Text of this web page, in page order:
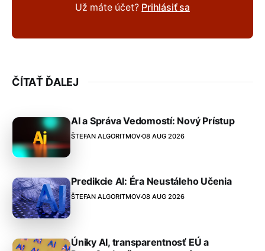
Už máte účet? Prihlásiť sa
ČÍTAŤ ĎALEJ
AI a Správa Vedomostí: Nový Prístup
ŠTEFAN ALGORITMOV08 AUG 2026
Predikcie AI: Éra Neustáleho Učenia
ŠTEFAN ALGORITMOV08 AUG 2026
Úniky AI, transparentnosť EÚ a